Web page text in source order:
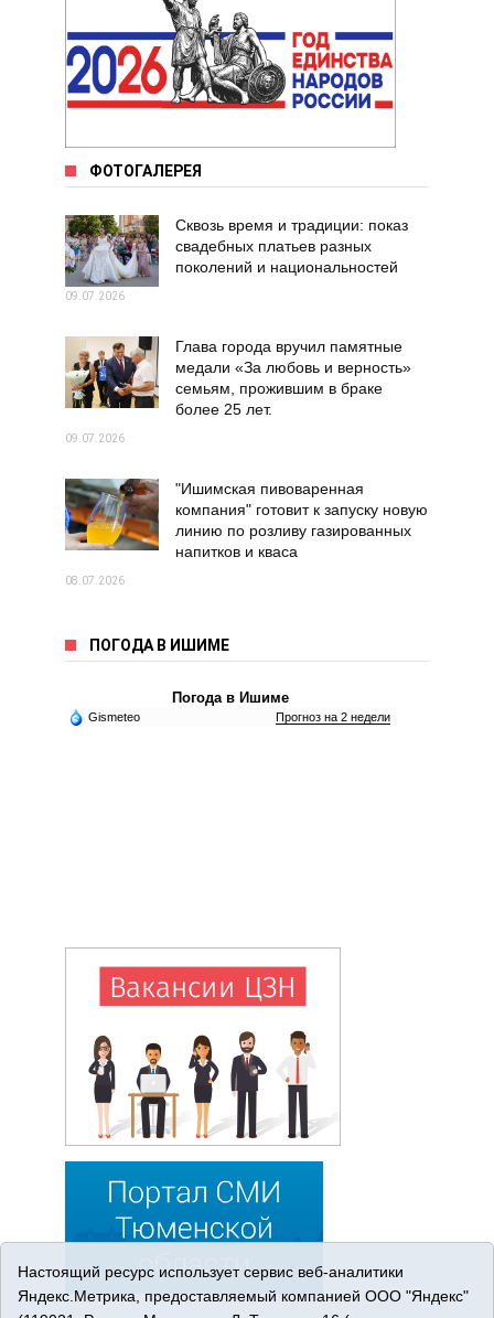
ФОТОГАЛЕРЕЯ
Сквозь время и традиции: показ
свадебных платьев разных
поколений и национальностей
09.07.2026
Глава города вручил памятные
медали «За любовь и верность»
семьям, прожившим в браке
более 25 лет.
09.07.2026
"Ишимская пивоваренная
компания" готовит к запуску новую
линию по розливу газированных
напитков и кваса
08.07.2026
ПОГОДА В ИШИМЕ
Погода в Ишиме
Gismeteo Прогноз на 2 недели
Настоящий ресурс использует сервис веб-аналитики
Яндекс.Метрика, предоставляемый компанией ООО "Яндекс"